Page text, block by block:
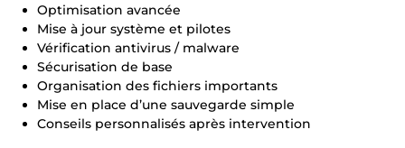
Optimisation avancée
Mise à jour système et pilotes
Vérification antivirus / malware
Sécurisation de base
Organisation des fichiers importants
Mise en place d’une sauvegarde simple
Conseils personnalisés après intervention